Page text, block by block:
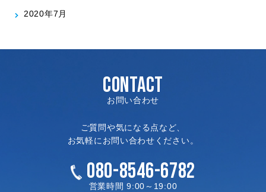
2020年7月
CONTACT
お問い合わせ
ご質問や気になる点など、
お気軽にお問い合わせください。
080-8546-6782
営業時間 9:00～19:00